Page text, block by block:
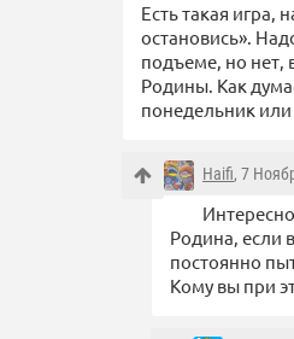
Есть такая игра,
остановись».
подъеме, но нет,
Родины. Как
понедельник или
Haifi, 7
Родина, если
постоянно
Кому вы при